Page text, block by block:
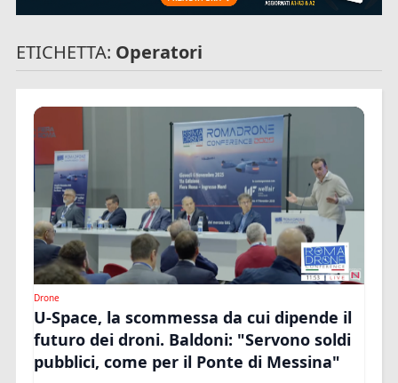
ETICHETTA: Operatori
Drone
U-Space, la scommessa da cui dipende il
futuro dei droni. Baldoni: "Servono soldi
pubblici, come per il Ponte di Messina"